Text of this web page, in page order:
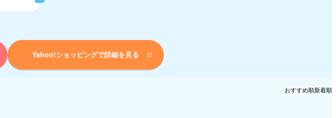
Yahoo!ショッピングで詳細を見る
おすすめ順新着順